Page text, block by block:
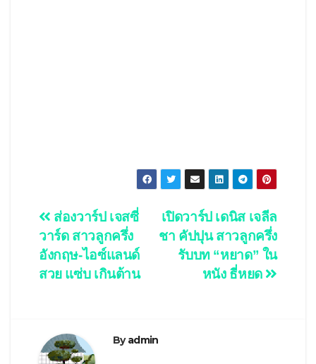
Post
navigation
เปิดวาร์ป เดนิส เจลีล
ชา คัปปุน สาวลูกครึ่ง
รับบท “หยาด” ใน
หนัง ธี่หยด
ส่องวาร์ป เจสซี่
วาร์ด สาวลูกครึ่ง
อังกฤษ-ไอซ์แลนด์
สวย แซ่บ เกินต้าน
Byadmin